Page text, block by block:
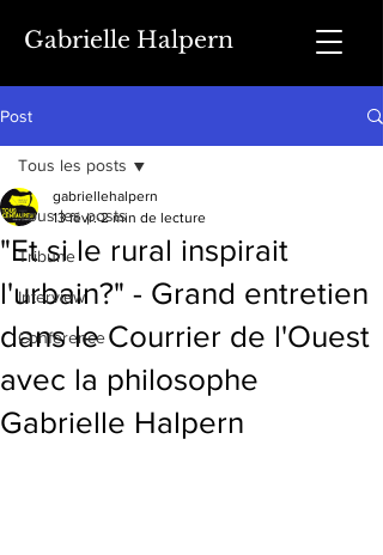
Gabrielle Halpern
Post
Tous les posts
Tribune
Interview
Conférence
Tous les posts
"Et si le rural inspirait
l'urbain?" - Grand entretien
dans le Courrier de l'Ouest
avec la philosophe
Gabrielle Halpern
gabriellehalpern
13 févr. 2 min de lecture